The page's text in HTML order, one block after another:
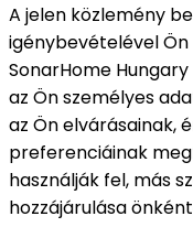
A jelen közlemény
igénybevételével Ön
SonarHome
az Ön személyes
az Ön elvárásainak,
preferenciáinak
használják fel, más
hozzájárulása